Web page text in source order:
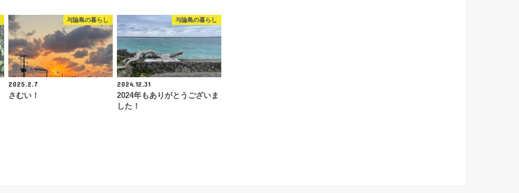
与論島の暮らし
2025.2.7
さむい！
与論島の暮らし
2024.12.31
2024年もありがとうございま
した！